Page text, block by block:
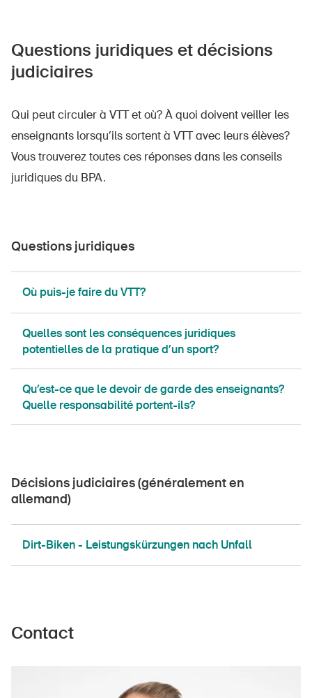
Questions juridiques et décisions
judiciaires
Qui peut circuler à VTT et où? À quoi doivent veiller les
enseignants lorsqu’ils sortent à VTT avec leurs élèves?
Vous trouverez toutes ces réponses dans les conseils
juridiques du BPA.
Questions juridiques
​​​​​​​​​Où puis-je faire du VTT?
Quelles sont les conséquences juridiques
potentielles de la pratique d’un sport?
Qu’est-ce que le devoir de garde des enseignants?
Quelle responsabilité portent-ils?
Décisions judiciaires (généralement en
allemand)
Dirt-Biken - Leistungskürzungen nach Unfall
Contact